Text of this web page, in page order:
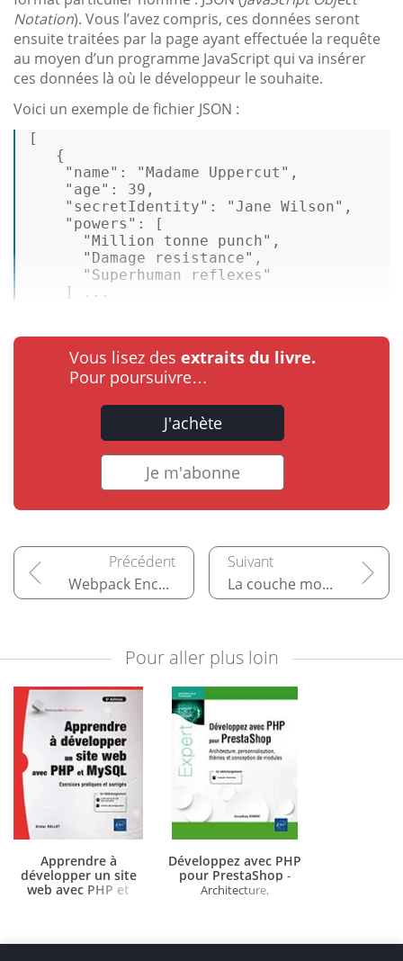
Notation). Vous l’avez compris, ces données seront
ensuite traitées par la page ayant effectuée la requête
au moyen d’un programme JavaScript qui va insérer
ces données là où le développeur le souhaite.
Voici un exemple de fichier JSON :
[
{
"name" : "Madame Uppercut" ,
"age" : 39,
"secretIdentity" : "Jane Wilson" ,
"powers" : [
"Million tonne punch" ,
"Damage resistance" ,
"Superhuman reflexes"
] ...
Vous lisez des extraits du livre.
Pour poursuivre…
J'achète
Je m'abonne
Webpack Encore La couche modèle avec Doctrine
Pour aller plus loin
Apprendre à
développer un site
web avec PHP et
Développez avec PHP
pour PrestaShop -
Architecture,